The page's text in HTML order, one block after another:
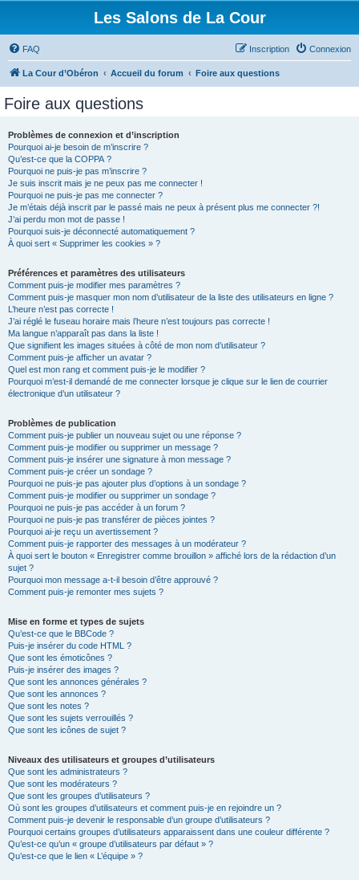
Les Salons de La Cour
FAQ Connexion
Inscription
La Cour d’Obéron Accueil du forum Foire aux questions
Foire aux questions
Problèmes de connexion et d’inscription
Pourquoi ai-je besoin de m’inscrire ?
Qu’est-ce que la COPPA ?
Pourquoi ne puis-je pas m’inscrire ?
Je suis inscrit mais je ne peux pas me connecter !
Pourquoi ne puis-je pas me connecter ?
Je m’étais déjà inscrit par le passé mais ne peux à présent plus me connecter ?!
J’ai perdu mon mot de passe !
Pourquoi suis-je déconnecté automatiquement ?
À quoi sert « Supprimer les cookies » ?
Préférences et paramètres des utilisateurs
Comment puis-je modifier mes paramètres ?
Comment puis-je masquer mon nom d’utilisateur de la liste des utilisateurs en ligne ?
L’heure n’est pas correcte !
J’ai réglé le fuseau horaire mais l’heure n’est toujours pas correcte !
Ma langue n’apparaît pas dans la liste !
Que signifient les images situées à côté de mon nom d’utilisateur ?
Comment puis-je afficher un avatar ?
Quel est mon rang et comment puis-je le modifier ?
Pourquoi m’est-il demandé de me connecter lorsque je clique sur le lien de courrier
électronique d’un utilisateur ?
Problèmes de publication
Comment puis-je publier un nouveau sujet ou une réponse ?
Comment puis-je modifier ou supprimer un message ?
Comment puis-je insérer une signature à mon message ?
Comment puis-je créer un sondage ?
Pourquoi ne puis-je pas ajouter plus d’options à un sondage ?
Comment puis-je modifier ou supprimer un sondage ?
Pourquoi ne puis-je pas accéder à un forum ?
Pourquoi ne puis-je pas transférer de pièces jointes ?
Pourquoi ai-je reçu un avertissement ?
Comment puis-je rapporter des messages à un modérateur ?
À quoi sert le bouton « Enregistrer comme brouillon » affiché lors de la rédaction d’un
sujet ?
Pourquoi mon message a-t-il besoin d’être approuvé ?
Comment puis-je remonter mes sujets ?
Mise en forme et types de sujets
Qu’est-ce que le BBCode ?
Puis-je insérer du code HTML ?
Que sont les émoticônes ?
Puis-je insérer des images ?
Que sont les annonces générales ?
Que sont les annonces ?
Que sont les notes ?
Que sont les sujets verrouillés ?
Que sont les icônes de sujet ?
Niveaux des utilisateurs et groupes d’utilisateurs
Que sont les administrateurs ?
Que sont les modérateurs ?
Que sont les groupes d’utilisateurs ?
Où sont les groupes d’utilisateurs et comment puis-je en rejoindre un ?
Comment puis-je devenir le responsable d’un groupe d’utilisateurs ?
Pourquoi certains groupes d’utilisateurs apparaissent dans une couleur différente ?
Qu’est-ce qu’un « groupe d’utilisateurs par défaut » ?
Qu’est-ce que le lien « L’équipe » ?